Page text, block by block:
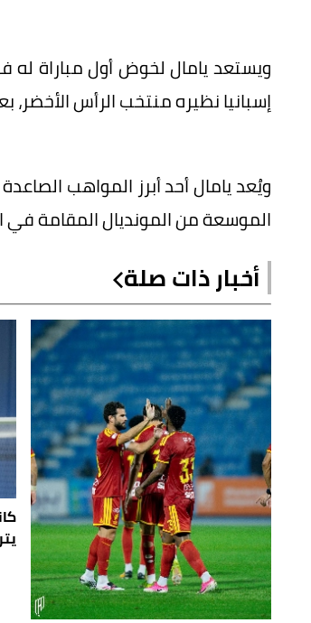
ويستعد يامال لخوض أول مباراة له
إسبانيا نظيره منتخب الرأس الأخضر،
ويُعد يامال أحد أبرز المواهب
الموسعة من المونديال المقامة في
أخبار ذات صلة